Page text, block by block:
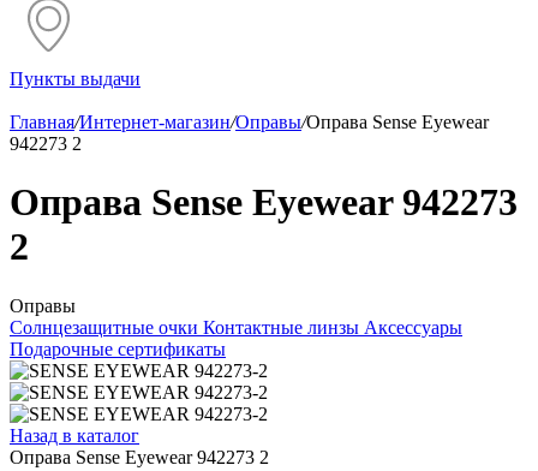
Пункты выдачи
Главная/Интернет-магазин/Оправы/Оправа Sense Eyewear
942273 2
Оправа Sense Eyewear 942273
2
Оправы
Солнцезащитные очки Контактные линзы Аксессуары
Подарочные сертификаты
Назад в каталог
Оправа Sense Eyewear 942273 2